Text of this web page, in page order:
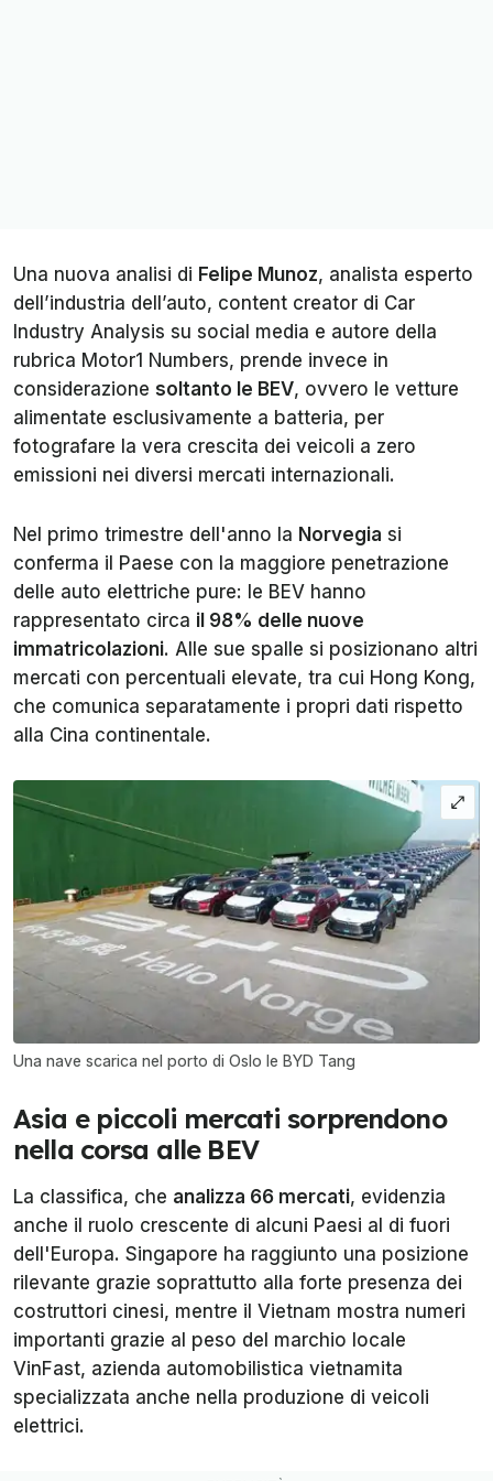
Una nuova analisi di Felipe Munoz, analista esperto
dell’industria dell’auto, content creator di Car
Industry Analysis su social media e autore della
rubrica Motor1 Numbers, prende invece in
considerazione soltanto le BEV, ovvero le vetture
alimentate esclusivamente a batteria, per
fotografare la vera crescita dei veicoli a zero
emissioni nei diversi mercati internazionali.
Nel primo trimestre dell'anno la Norvegia si
conferma il Paese con la maggiore penetrazione
delle auto elettriche pure: le BEV hanno
rappresentato circa il 98% delle nuove
immatricolazioni. Alle sue spalle si posizionano altri
mercati con percentuali elevate, tra cui Hong Kong,
che comunica separatamente i propri dati rispetto
alla Cina continentale.
Una nave scarica nel porto di Oslo le BYD Tang
Asia e piccoli mercati sorprendono
nella corsa alle BEV
La classifica, che analizza 66 mercati, evidenzia
anche il ruolo crescente di alcuni Paesi al di fuori
dell'Europa. Singapore ha raggiunto una posizione
rilevante grazie soprattutto alla forte presenza dei
costruttori cinesi, mentre il Vietnam mostra numeri
importanti grazie al peso del marchio locale
VinFast, azienda automobilistica vietnamita
specializzata anche nella produzione di veicoli
elettrici.